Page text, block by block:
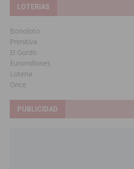
LOTERIAS
Bonoloto
Primitiva
El Gordo
Euromillones
Loteria
Once
PUBLICIDAD